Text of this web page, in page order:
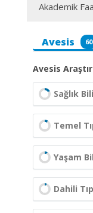
Akademik
Avesis 60
Avesis
Sağlık
Temel
Yaşam
Dahili